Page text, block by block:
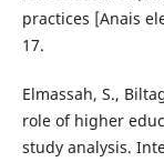
practices [Anais
17.
Elmassah, S.,
role of higher
study analysis.